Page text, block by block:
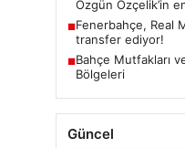
Özgün Özçelik’in
■Fenerbahçe, Real
transfer ediyor!
■Bahçe Mutfakları
Bölgeleri
Güncel